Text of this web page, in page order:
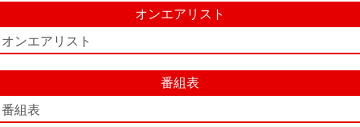
オンエアリスト
オンエアリスト
番組表
番組表